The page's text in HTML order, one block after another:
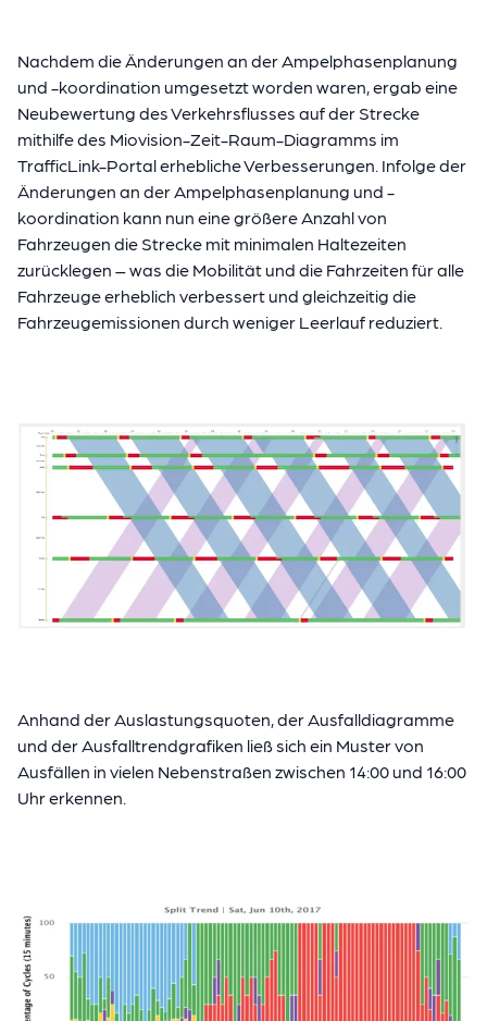
Nachdem die Änderungen an der Ampelphasenplanung
und -koordination umgesetzt worden waren, ergab eine
Neubewertung des Verkehrsflusses auf der Strecke
mithilfe des Miovision-Zeit-Raum-Diagramms im
TrafficLink-Portal erhebliche Verbesserungen. Infolge der
Änderungen an der Ampelphasenplanung und -
koordination kann nun eine größere Anzahl von
Fahrzeugen die Strecke mit minimalen Haltezeiten
zurücklegen – was die Mobilität und die Fahrzeiten für alle
Fahrzeuge erheblich verbessert und gleichzeitig die
Fahrzeugemissionen durch weniger Leerlauf reduziert.
Anhand der Auslastungsquoten, der Ausfalldiagramme
und der Ausfalltrendgrafiken ließ sich ein Muster von
Ausfällen in vielen Nebenstraßen zwischen 14:00 und 16:00
Uhr erkennen.